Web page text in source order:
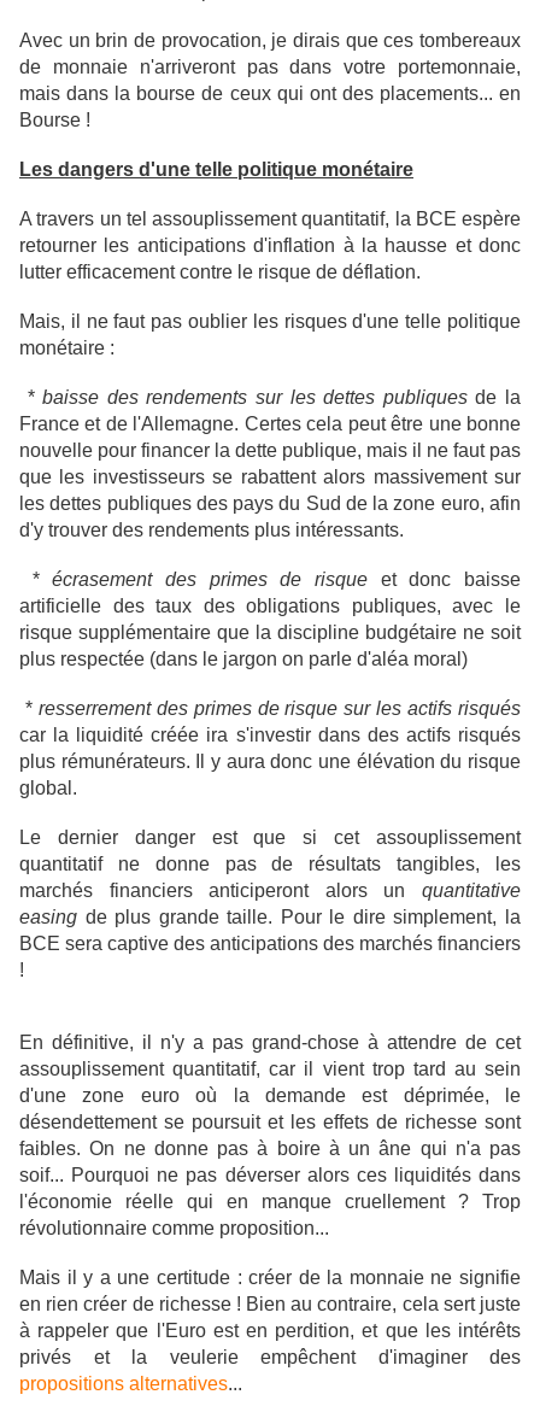
Avec un brin de provocation, je dirais que ces tombereaux
de monnaie n'arriveront pas dans votre portemonnaie,
mais dans la bourse de ceux qui ont des placements... en
Bourse !
Les dangers d'une telle politique monétaire
A travers un tel assouplissement quantitatif, la BCE espère
retourner les anticipations d'inflation à la hausse et donc
lutter efficacement contre le risque de déflation.
Mais, il ne faut pas oublier les risques d'une telle politique
monétaire :
*baisse des rendements sur les dettes publiquesde la
France et de l'Allemagne. Certes cela peut être une bonne
nouvelle pour financer la dette publique, mais il ne faut pas
que les investisseurs se rabattent alors massivement sur
les dettes publiques des pays du Sud de la zone euro, afin
d'y trouver des rendements plus intéressants.
*écrasement des primes de risque et donc baisse
artificielle des taux des obligations publiques, avec le
risque supplémentaire que la discipline budgétaire ne soit
plus respectée (dans le jargon on parle d'aléa moral)
* resserrement des primes de risque sur les actifs risqués
car la liquidité créée ira s'investir dans des actifs risqués
plus rémunérateurs. Il y aura donc une élévation du risque
global.
Le dernier danger est que si cet assouplissement
quantitatif ne donne pas de résultats tangibles, les
marchés financiers anticiperont alors un quantitative
easing de plus grande taille. Pour le dire simplement, la
BCE sera captive des anticipations des marchés financiers
!
En définitive, il n'y a pas grand-chose à attendre de cet
assouplissement quantitatif, car il vient trop tard au sein
d'une
zone euro où la demande est déprimée, le
désendettement se poursuit et les effets de richesse sont
faibles. On ne donne pas à boire à un âne qui n'a pas
soif... Pourquoi ne pas déverser alors ces liquidités dans
l'économie réelle qui en manque cruellement ? Trop
révolutionnaire comme proposition...
Mais il y a une certitude : créer de la monnaie ne signifie
en rien créer de richesse ! Bien au contraire, cela sert juste
à rappeler que l'Euro est en perdition, et que les intérêts
privés et la veulerie empêchent d'imaginer des
propositions alternatives...